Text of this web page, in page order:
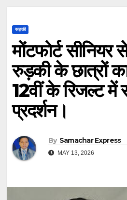
रूड़की
मोंटफोर्ट
रुड़की के छात्रों
12वीं के रिजल्ट में
प्रदर्शन।
By Samachar Express
MAY 13, 2026